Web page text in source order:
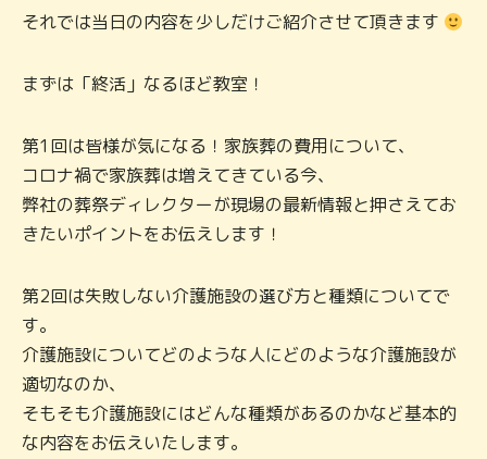
それでは当日の内容を少しだけご紹介させて頂きます
まずは「終活」なるほど教室！
第1回は皆様が気になる！家族葬の費用について、
コロナ禍で家族葬は増えてきている今、
弊社の葬祭ディレクターが現場の最新情報と押さえてお
きたいポイントをお伝えします！
第2回は失敗しない介護施設の選び方と種類についてで
す。
介護施設についてどのような人にどのような介護施設が
適切なのか、
そもそも介護施設にはどんな種類があるのかなど基本的
な内容をお伝えいたします。